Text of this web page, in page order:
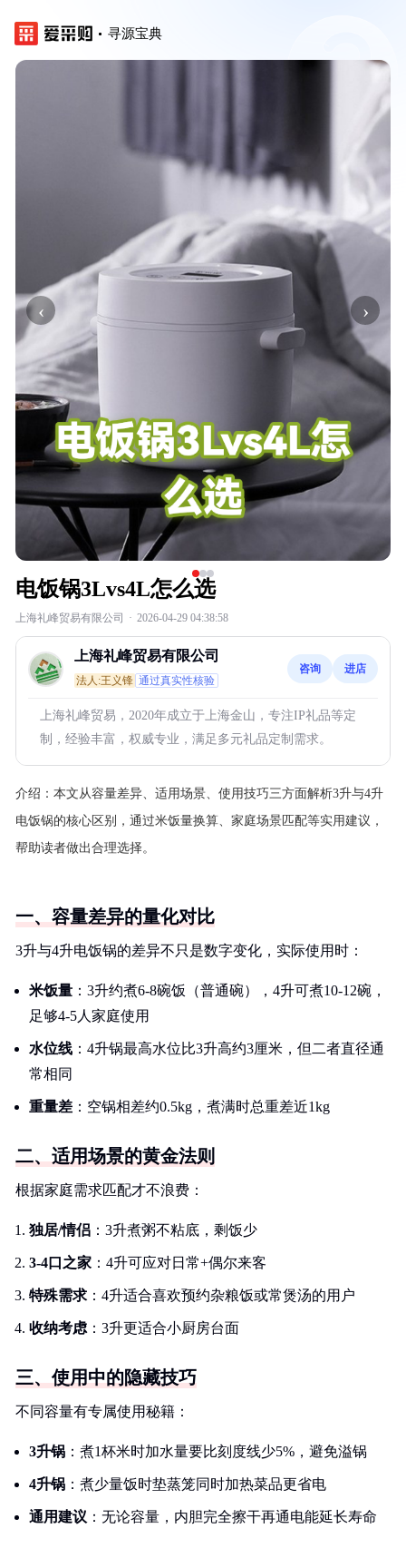
寻源宝典
‹ ›
电饭锅3Lvs4L怎么选
上海礼峰贸易有限公司 · 2026-04-29 04:38:58
上海礼峰贸易有限公司
法人:王义锋 通过真实性核验
咨询 进店
上海礼峰贸易，2020年成立于上海金山，专注IP礼品等定
制，经验丰富，权威专业，满足多元礼品定制需求。
介绍： 本文从容量差异、适用场景、使用技巧三方面解析3升与4升
电饭锅的核心区别，通过米饭量换算、家庭场景匹配等实用建议，
帮助读者做出合理选择。
一、容量差异的量化对比
3升与4升电饭锅的差异不只是数字变化，实际使用时：
米饭量 ：3升约煮6-8碗饭（普通碗），4升可煮10-12碗，
足够4-5人家庭使用
水位线 ：4升锅最高水位比3升高约3厘米，但二者直径通
常相同
重量差 ：空锅相差约0.5kg，煮满时总重差近1kg
二、适用场景的黄金法则
根据家庭需求匹配才不浪费：
独居/情侣 ：3升煮粥不粘底，剩饭少
3-4口之家 ：4升可应对日常+偶尔来客
特殊需求 ：4升适合喜欢预约杂粮饭或常煲汤的用户
收纳考虑 ：3升更适合小厨房台面
三、使用中的隐藏技巧
不同容量有专属使用秘籍：
3升锅 ：煮1杯米时加水量要比刻度线少5%，避免溢锅
4升锅 ：煮少量饭时垫蒸笼同时加热菜品更省电
通用建议 ：无论容量，内胆完全擦干再通电能延长寿命